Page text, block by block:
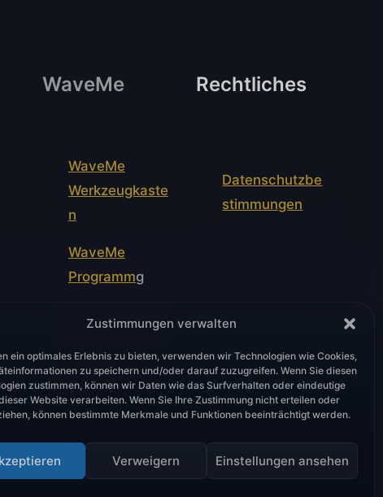
Zustimmungen verwalten
ein optimales Erlebnis zu bieten, verwenden wir Technologien wie Cookies,
zu speichern und/oder darauf zuzugreifen. Wenn Sie diesen
zustimmen, können wir Daten wie das Surfverhalten oder eindeutige
Website verarbeiten. Wenn Sie Ihre Zustimmung nicht erteilen oder
können bestimmte Merkmale und Funktionen beeinträchtigt werden.
Verweigern Einstellungen ansehen
WaveMe
WaveMe
Werkzeugkaste
n
WaveMe
Programmg
Unterstützung
Wellenfront-
Module
Rechtliches
Datenschutzbe
stimmungen